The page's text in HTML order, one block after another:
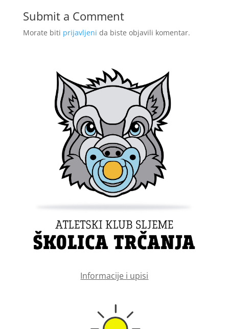
Submit a Comment
Morate biti prijavljeni da biste objavili komentar.
Informacije i upisi